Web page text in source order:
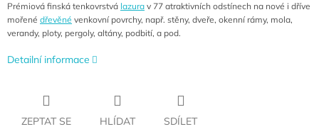
Prémiová finská tenkovrstvá lazura v 77 atraktivních odstínech na nové i dříve
mořené dřevěné venkovní povrchy, např. stěny, dveře, okenní rámy, mola,
verandy, ploty, pergoly, altány, podbití, a pod.
Detailní informace
ZEPTAT SE HLÍDAT SDÍLET